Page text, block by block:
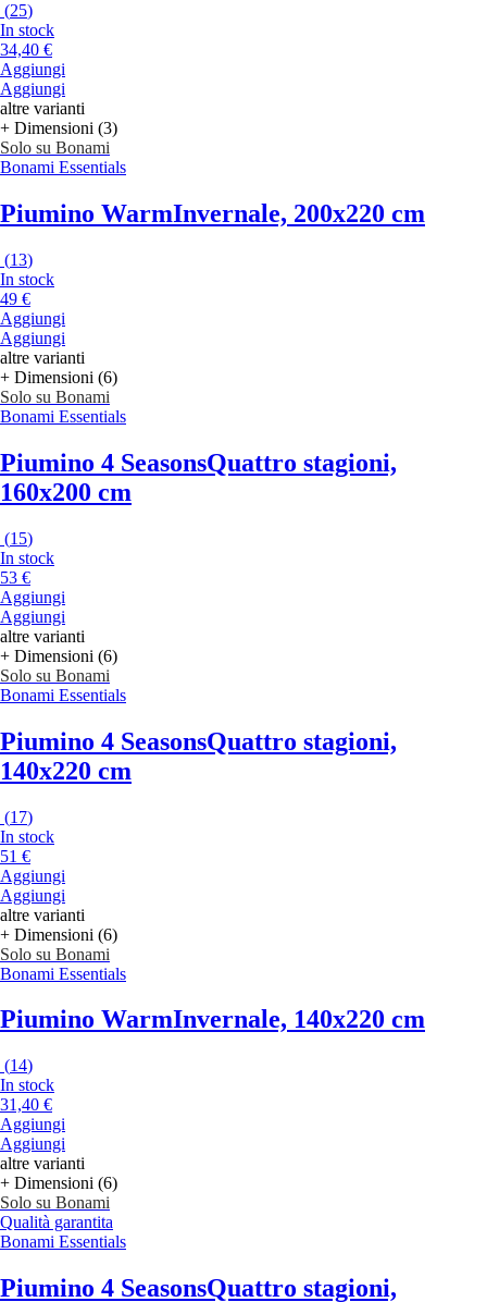
(25)
In stock
34,40 €
Aggiungi
Aggiungi
altre varianti
+ Dimensioni (3)
Solo su Bonami
Bonami Essentials
Piumino WarmInvernale, 200x220 cm
(13)
In stock
49 €
Aggiungi
Aggiungi
altre varianti
+ Dimensioni (6)
Solo su Bonami
Bonami Essentials
Piumino 4 SeasonsQuattro stagioni,
160x200 cm
(15)
In stock
53 €
Aggiungi
Aggiungi
altre varianti
+ Dimensioni (6)
Solo su Bonami
Bonami Essentials
Piumino 4 SeasonsQuattro stagioni,
140x220 cm
(17)
In stock
51 €
Aggiungi
Aggiungi
altre varianti
+ Dimensioni (6)
Solo su Bonami
Bonami Essentials
Piumino WarmInvernale, 140x220 cm
(14)
In stock
31,40 €
Aggiungi
Aggiungi
altre varianti
+ Dimensioni (6)
Solo su Bonami
Qualità garantita
Bonami Essentials
Piumino 4 SeasonsQuattro stagioni,